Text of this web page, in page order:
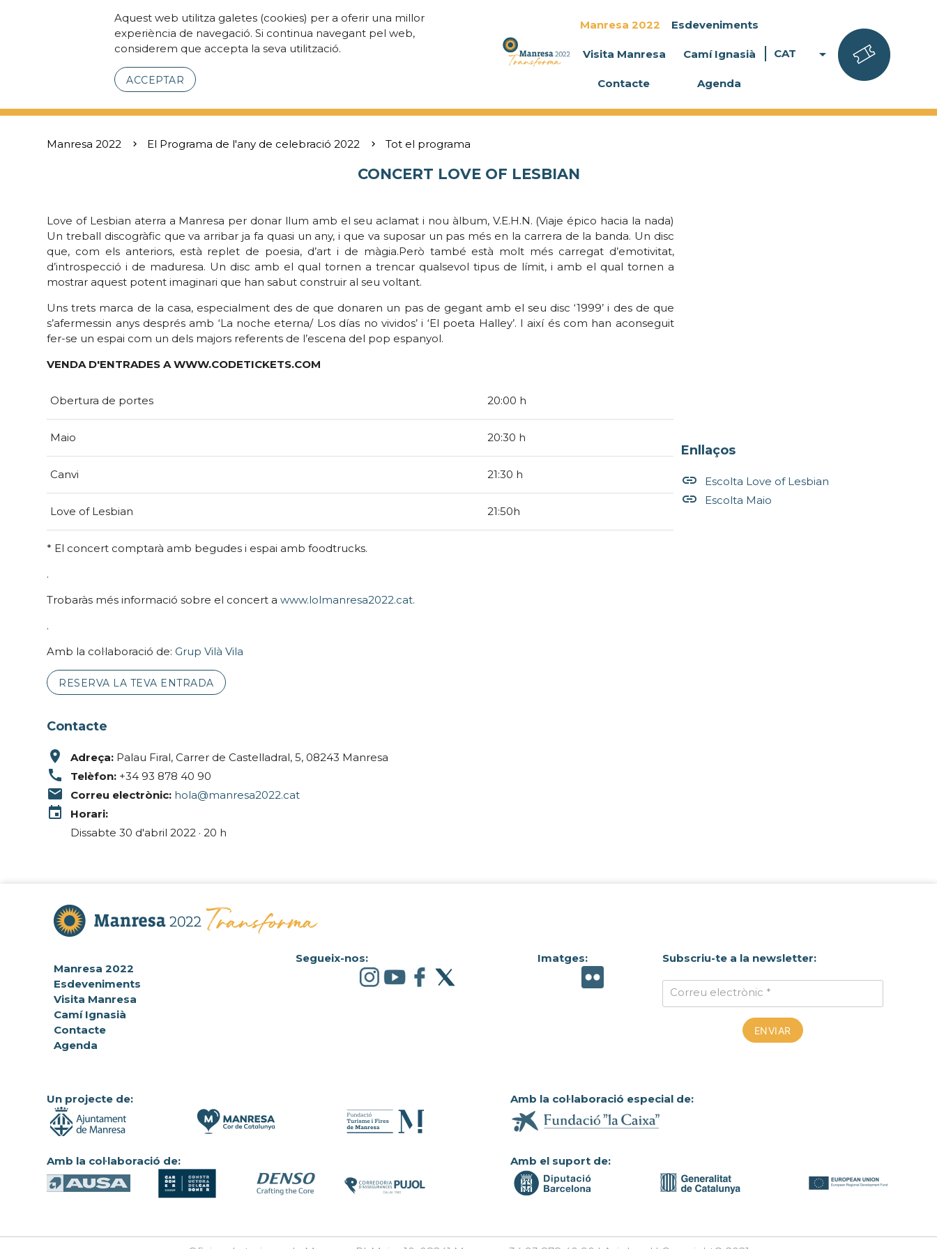
Aquest web utilitza galetes (cookies) per a oferir una millor
experiència de navegació. Si continua navegant pel web,
considerem que accepta la seva utilització.
ACCEPTAR
Manresa 2022 Esdeveniments
Visita Manresa Camí Ignasià
Contacte Agenda
CAT arrow_drop_down
Manresa 2022 El Programa de l'any de celebració 2022 Tot el programa
CONCERT LOVE OF LESBIAN
Love of Lesbian aterra a Manresa per donar llum amb el seu aclamat i nou àlbum, V.E.H.N. (Viaje épico hacia la nada)
Un treball discogràfic que va arribar ja fa quasi un any, i que va suposar un pas més en la carrera de la banda. Un disc
que, com els anteriors, està replet de poesia, d’art i de màgia.Però també està molt més carregat d’emotivitat,
d’introspecció i de maduresa. Un disc amb el qual tornen a trencar qualsevol tipus de límit, i amb el qual tornen a
mostrar aquest potent imaginari que han sabut construir al seu voltant.
Uns trets marca de la casa, especialment des de que donaren un pas de gegant amb el seu disc ‘1999’ i des de que
s’afermessin anys després amb ‘La noche eterna/ Los días no vividos’ i ‘El poeta Halley’. I així és com han aconseguit
fer-se un espai com un dels majors referents de l’escena del pop espanyol.
VENDA D'ENTRADES AWWW.CODETICKETS.COM
Obertura de portes 20:00 h
Maio 20:30 h
Canvi 21:30 h
Love of Lesbian 21:50h
* El concert comptarà amb begudes i espai amb foodtrucks.
.
Trobaràs més informació sobre el concert awww.lolmanresa2022.cat.
.
Amb la col·laboració de: Grup Vilà Vila
RESERVA LA TEVA ENTRADA
Contacte
place Adreça: Palau Firal, Carrer de Castelladral, 5, 08243 Manresa
call Telèfon: +34 93 878 40 90
email Correu electrònic: hola@manresa2022.cat
event
Horari:
Dissabte 30 d'abril 2022 · 20 h
Enllaços
insert_link Escolta Love of Lesbian
insert_link Escolta Maio
Manresa 2022
Esdeveniments
Visita Manresa
Camí Ignasià
Contacte
Agenda
Segueix-nos: Imatges: Subscriu-te a la newsletter:
Correu electrònic *
Un projecte de: Amb la col·laboració especial de:
Amb la col·laboració de: Amb el suport de: